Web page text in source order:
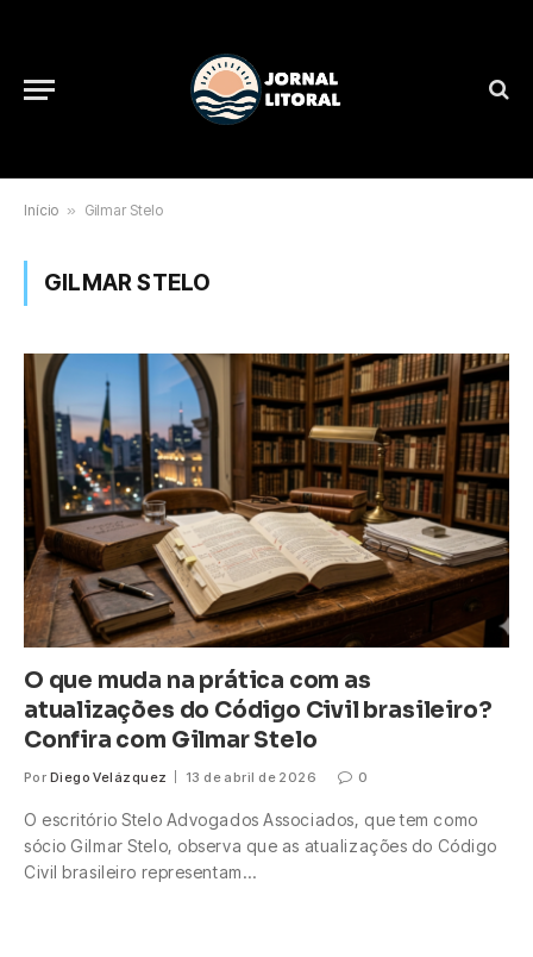
Início » Gilmar Stelo
GILMAR STELO
O que muda na prática com as
atualizações do Código Civil brasileiro?
Confira com Gilmar Stelo
Por Diego Velázquez 13 de abril de 2026 0
O escritório Stelo Advogados Associados, que tem como
sócio Gilmar Stelo, observa que as atualizações do Código
Civil brasileiro representam…